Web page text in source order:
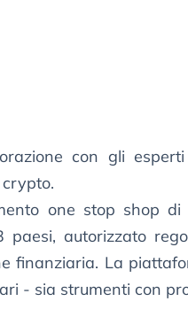
con gli
one stop shop di
autorizzato
finanziaria. La
- sia strumenti con